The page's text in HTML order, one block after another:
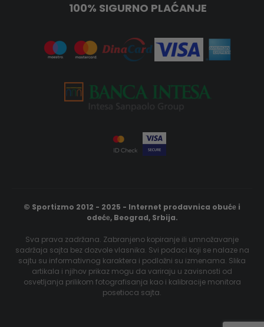
100% SIGURNO PLAĆANJE
© Sportizmo 2012 - 2025 - Internet prodavnica obućе i
odećе, Beograd, Srbija.
Sva prava zadržana. Zabranjeno kopiranje ili umnožavanje
sadržaja sajta bez dozvole vlasnika. Svi podaci koji se nalaze na
sajtu su informativnog karaktera i podložni su izmenama. Slika
artikala i njihov prikaz mogu da variraju u zavisnosti od
osvetljanja prilikom fotografisanja kao i kalibracije monitora
posetioca sajta.